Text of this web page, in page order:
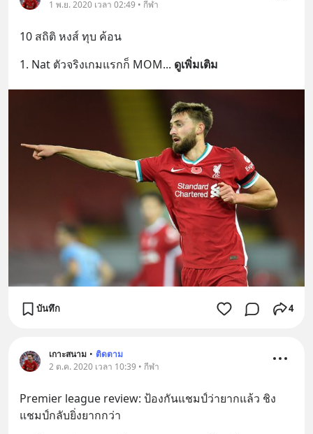
1 พ.ย. 2020 เวลา 02:49 • กีฬา
10 สถิติ หงส์ ทุบ ค้อน
1. Nat ตัวจริงเกมแรกก็ MOM... ดูเพิ่มเติม
บันทึก 4
เกาะสนาม • ติดตาม
2 ต.ค. 2020 เวลา 10:39 • กีฬา
Premier league review: ป้องกันแชมป์ว่ายากแล้ว ชิง
แชมป์กลับยิ่งยากกว่า